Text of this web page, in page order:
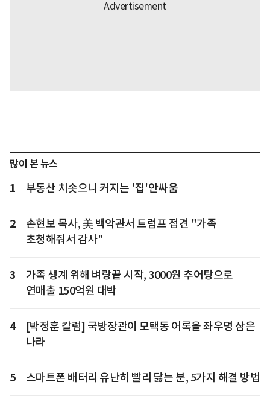
많이 본 뉴스
1 부동산 치솟으니 커지는 '집'안싸움
2
손현보 목사, 美 백악관서 트럼프 접견 "가족
초청해줘서 감사"
3
가족 생계 위해 벼랑끝 시작, 3000원 추어탕으로
연매출 150억원 대박
4
[박정훈 칼럼] 국방장관이 모택동 어록을 좌우명 삼은
나라
5 스마트폰 배터리 유난히 빨리 닳는 분, 5가지 해결 방법